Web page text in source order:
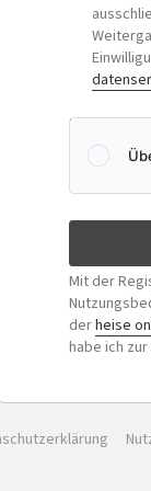
Mit der
derheise
habe ich